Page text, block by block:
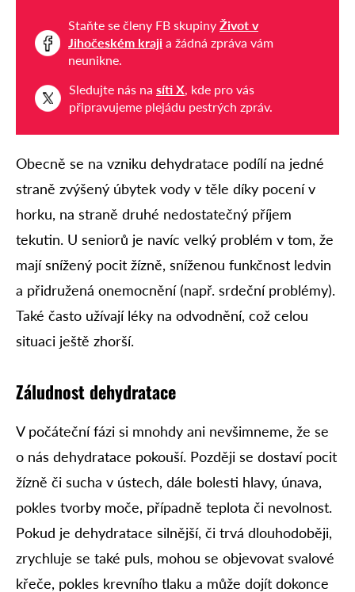
Staňte se členy FB skupiny Život v
Jihočeském kraji a žádná zpráva vám
neunikne.
Sledujte nás na síti X, kde pro vás
připravujeme plejádu pestrých zpráv.
Obecně se na vzniku dehydratace podílí na jedné
straně zvýšený úbytek vody v těle díky pocení v
horku, na straně druhé nedostatečný příjem
tekutin. U seniorů je navíc velký problém v tom, že
mají snížený pocit žízně, sníženou funkčnost ledvin
a přidružená onemocnění (např. srdeční problémy).
Také často užívají léky na odvodnění, což celou
situaci ještě zhorší.
Záludnost dehydratace
V počáteční fázi si mnohdy ani nevšimneme, že se
o nás dehydratace pokouší. Později se dostaví pocit
žízně či sucha v ústech, dále bolesti hlavy, únava,
pokles tvorby moče, případně teplota či nevolnost.
Pokud je dehydratace silnější, či trvá dlouhodoběji,
zrychluje se také puls, mohou se objevovat svalové
křeče, pokles krevního tlaku a může dojít dokonce